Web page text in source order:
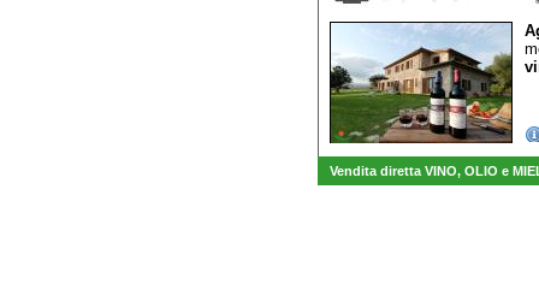
Vendita diretta VINO, OLIO e